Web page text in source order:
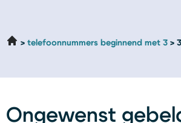
telefoonnummers beginnend met 3
Ongewenst